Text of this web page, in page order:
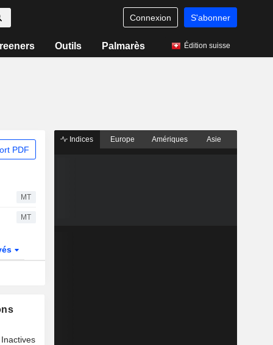
Connexion S'abonner
Outils Palmarès Édition suisse
PDF
MT
MT
Inactives
Indices Europe Amériques Asie